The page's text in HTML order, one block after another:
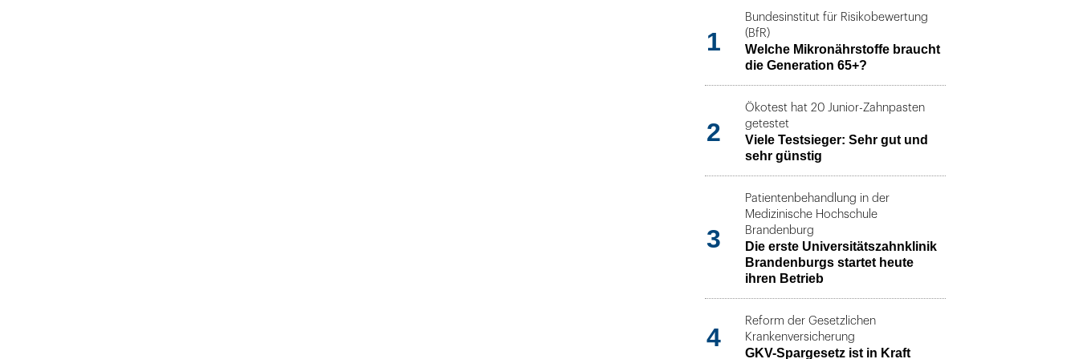
1
Bundesinstitut für Risikobewertung
(BfR)
Welche Mikronährstoffe braucht
die Generation 65+?
2
Ökotest hat 20 Junior-Zahnpasten
getestet
Viele Testsieger: Sehr gut und
sehr günstig
3
Patientenbehandlung in der
Medizinische Hochschule
Brandenburg
Die erste Universitätszahnklinik
Brandenburgs startet heute
ihren Betrieb
4
Reform der Gesetzlichen
Krankenversicherung
GKV-Spargesetz ist in Kraft